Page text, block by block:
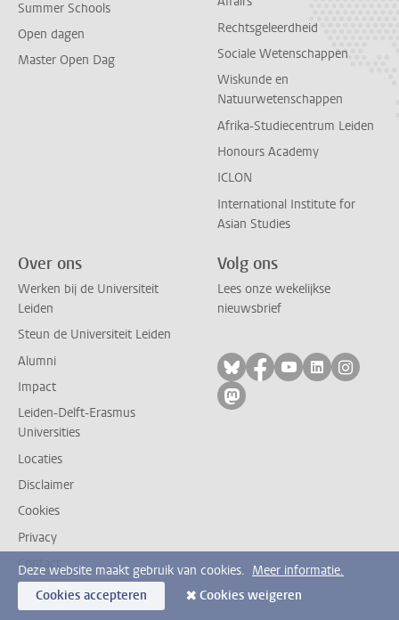
Summer Schools
Open dagen
Master Open Dag
Rechtsgeleerdheid
Sociale Wetenschappen
Wiskunde en
Natuurwetenschappen
Afrika-Studiecentrum Leiden
Honours Academy
ICLON
International Institute for
Asian Studies
Over ons
Werken bij de Universiteit
Leiden
Steun de Universiteit Leiden
Alumni
Impact
Leiden-Delft-Erasmus
Universities
Locaties
Disclaimer
Cookies
Privacy
Contact
Volg ons
Lees onze wekelijkse
nieuwsbrief
Volg ons op bluesky
Volg ons op
Volg ons op
Volg ons
Volg
Volg ons op mastodon
Deze website maakt gebruik van cookies. Meer informatie.
Cookies accepteren
Cookies weigeren